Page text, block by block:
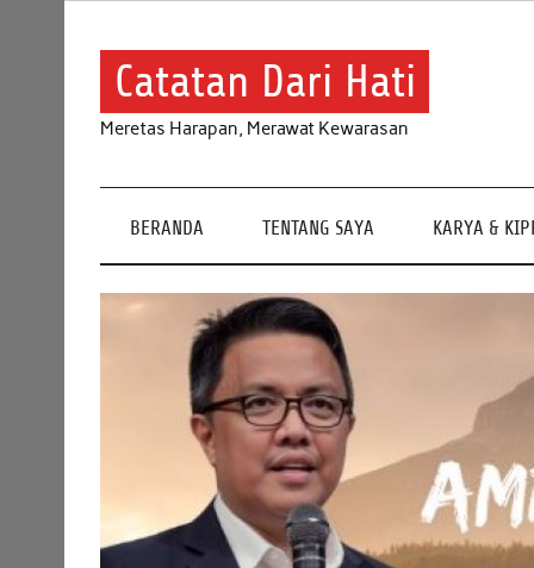
Catatan Dari Hati
Meretas Harapan, Merawat Kewarasan
BERANDA TENTANG SAYA KARYA &